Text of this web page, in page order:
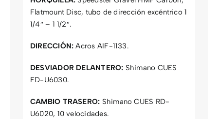
Flatmount Disc, tubo de dirección excéntrico 1
1/4″ – 1 1/2″.
DIRECCIÓN: Acros AIF-1133.
DESVIADOR DELANTERO: Shimano CUES
FD-U6030.
CAMBIO TRASERO: Shimano CUES RD-
U6020, 10 velocidades.